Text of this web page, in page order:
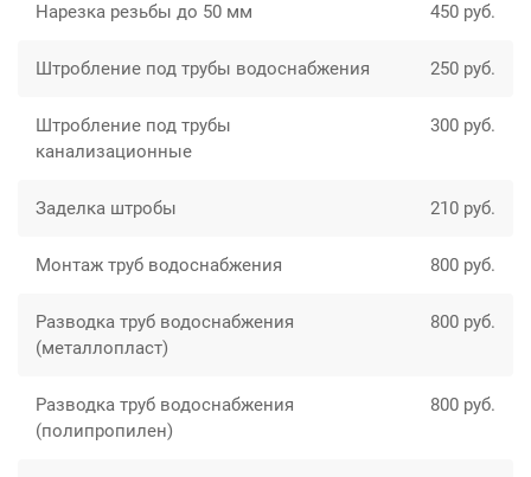
Нарезка резьбы до 50 мм 450 руб.
Штробление под трубы водоснабжения 250 руб.
Штробление под трубы
канализационные
300 руб.
Заделка штробы 210 руб.
Монтаж труб водоснабжения 800 руб.
Разводка труб водоснабжения
(металлопласт)
800 руб.
Разводка труб водоснабжения
(полипропилен)
800 руб.